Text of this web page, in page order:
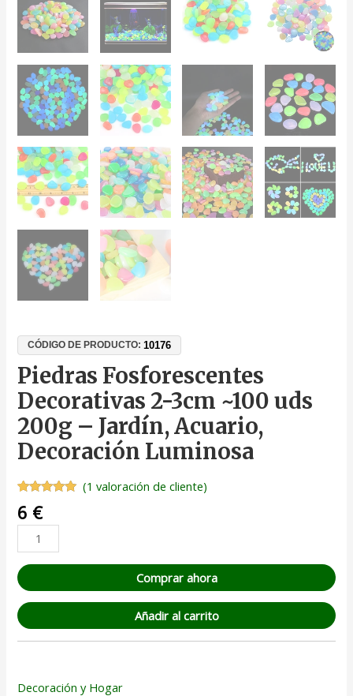
CÓDIGO DE PRODUCTO:10176
Piedras Fosforescentes
Decorativas 2-3cm ~100 uds
200g – Jardín, Acuario,
Decoración Luminosa
con5.00
5 en base
valoración
de un
(1 valoración de cliente)
6 €
Comprar ahora
Añadir al carrito
Decoración y Hogar